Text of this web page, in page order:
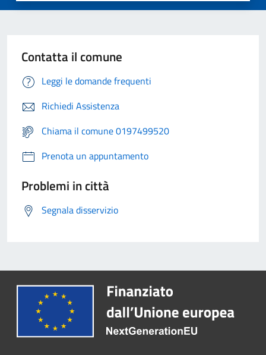
Contatta il comune
Leggi le domande frequenti
Richiedi Assistenza
Chiama il comune 0197499520
Prenota un appuntamento
Problemi in città
Segnala disservizio